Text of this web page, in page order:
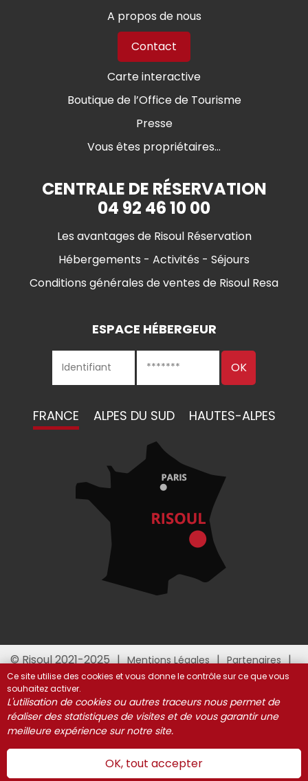
A propos de nous
Contact
Carte interactive
Boutique de l’Office de Tourisme
Presse
Vous êtes propriétaires...
CENTRALE DE RÉSERVATION
04 92 46 10 00
Les avantages de Risoul Réservation
Hébergements - Activités - Séjours
Conditions générales de ventes de Risoul Resa
ESPACE HÉBERGEUR
FRANCE ALPES DU SUD HAUTES-ALPES
© Risoul 2021-2025 Mentions Légales
Partenaires
Gestion des cookies
Ce site utilise des cookies et vous donne le contrôle sur ce que vous
souhaitez activer.
L'utilisation de cookies ou autres traceurs nous permet de
réaliser des statistiques de visites et de vous garantir une
meilleure expérience sur notre site.
OK, tout accepter